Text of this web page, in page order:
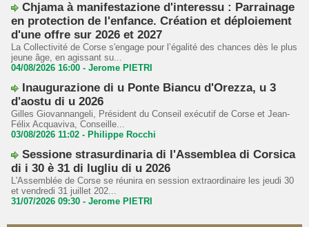
Chjama à manifestazione d'interessu : Parrainage
en protection de l'enfance. Création et déploiement
d'une offre sur 2026 et 2027
La Collectivité de Corse s'engage pour l’égalité des chances dès le plus
jeune âge, en agissant su...
04/08/2026 16:00 - Jerome PIETRI
Inaugurazione di u Ponte Biancu d'Orezza, u 3
d'aostu di u 2026
Gilles Giovannangeli, Président du Conseil exécutif de Corse et Jean-
Félix Acquaviva, Conseille...
03/08/2026 11:02 - Philippe Rocchi
Sessione strasurdinaria di l'Assemblea di Corsica
di i 30 è 31 di lugliu di u 2026
L'Assemblée de Corse se réunira en session extraordinaire les jeudi 30
et vendredi 31 juillet 202...
31/07/2026 09:30 - Jerome PIETRI